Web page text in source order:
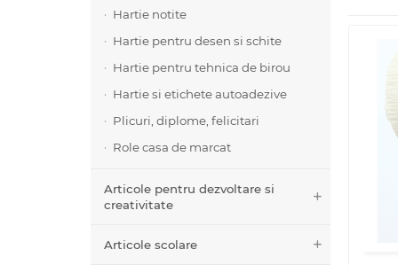
Hartie notite
Hartie pentru desen si schite
Hartie pentru tehnica de birou
Hartie si etichete autoadezive
Plicuri, diplome, felicitari
Role casa de marcat
Articole pentru dezvoltare si
creativitate
Articole scolare